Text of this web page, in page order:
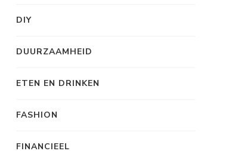
DIY
DUURZAAMHEID
ETEN EN DRINKEN
FASHION
FINANCIEEL